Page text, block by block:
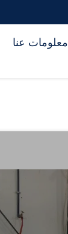
معلومات عنا